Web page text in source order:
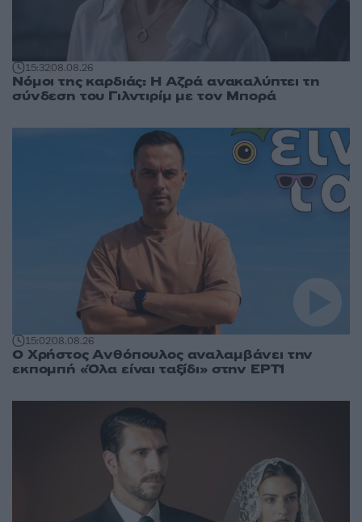
15:3208.08.26
Νόμοι της καρδιάς: Η Αζρά ανακαλύπτει τη
σύνδεση του Γιλντιρίμ με τον Μπορά
15:0208.08.26
Ο Χρήστος Ανθόπουλος αναλαμβάνει την
εκπομπή «Όλα είναι ταξίδι» στην ΕΡΤ1